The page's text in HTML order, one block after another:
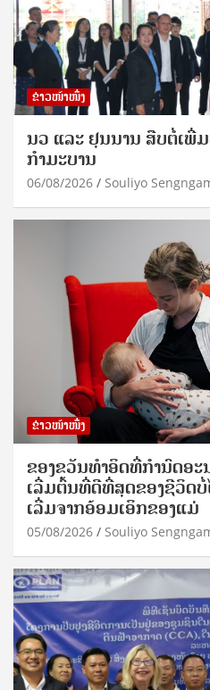
ຂ່າວໜ້າໜຶ່ງ
ນວ ແລະ ຢຸນນານ ສືບຕໍ່ເພີ່
ກຳມະບານ
06/08/2026 Souliyo
ຂ່າວໜ້າໜຶ່ງ
ຂອງຂວັນທໍາອິດທີ່ກໍານົດອະ
ເລີ່ມຕົ້ນທີ່ດີທີ່ສຸດຂອງຊີວິດບໍ່
ເລີ່ມຈາກອ້ອມເອິກຂອງແມ່
05/08/2026 Souliyo